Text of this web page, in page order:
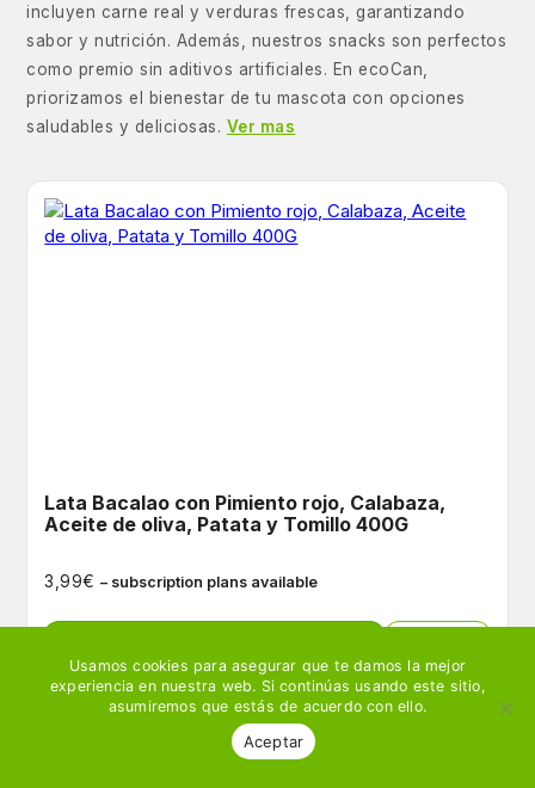
incluyen carne real y verduras frescas, garantizando
sabor y nutrición. Además, nuestros snacks son perfectos
como premio sin aditivos artificiales. En ecoCan,
priorizamos el bienestar de tu mascota con opciones
saludables y deliciosas. Ver mas
Lata Bacalao con Pimiento rojo, Calabaza,
Aceite de oliva, Patata y Tomillo 400G
3,99€ – subscription plans available
Usamos cookies para asegurar que te damos la mejor
experiencia en nuestra web. Si continúas usando este sitio,
asumiremos que estás de acuerdo con ello.
Aceptar